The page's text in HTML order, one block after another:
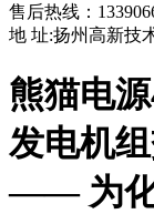
售后热线：
地 址:扬州高新技
熊猫电
发电机
—— 为化